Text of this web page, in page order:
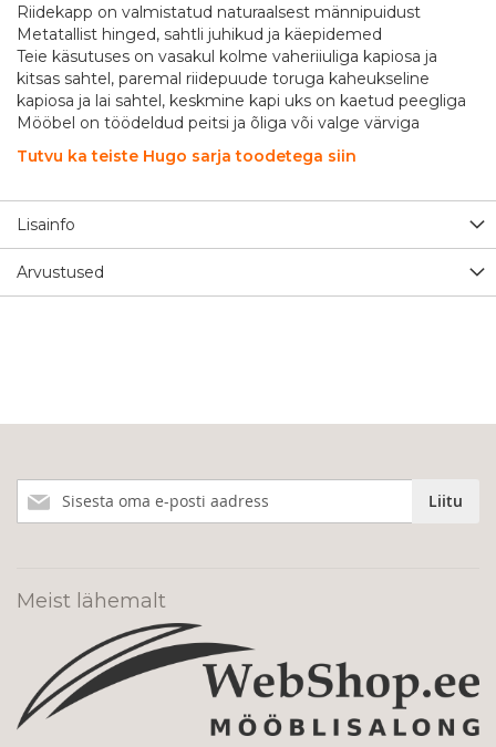
Riidekapp on valmistatud naturaalsest männipuidust
Metatallist hinged, sahtli juhikud ja käepidemed
Teie käsutuses on vasakul kolme vaheriiuliga kapiosa ja
kitsas sahtel, paremal riidepuude toruga kaheukseline
kapiosa ja lai sahtel, keskmine kapi uks on kaetud peegliga
Mööbel on töödeldud peitsi ja õliga või valge värviga
Tutvu ka teiste Hugo sarja toodetega siin
Lisainfo
Arvustused
meie
Liitu
Meist lähemalt